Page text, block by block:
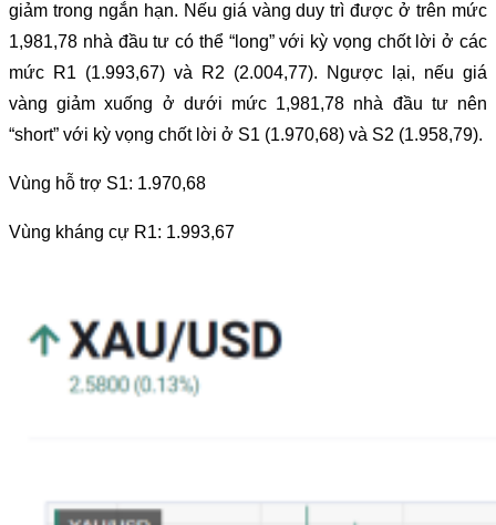
giảm trong ngắn hạn. Nếu giá vàng duy trì được ở trên mức
1,981,78 nhà đầu tư có thể “long” với kỳ vọng chốt lời ở các
mức R1 (1.993,67) và R2 (2.004,77). Ngược lại, nếu giá
vàng giảm xuống ở dưới mức 1,981,78 nhà đầu tư nên
“short” với kỳ vọng chốt lời ở S1 (1.970,68) và S2 (1.958,79).
Vùng hỗ trợ S1: 1.970,68
Vùng kháng cự R1: 1.993,67